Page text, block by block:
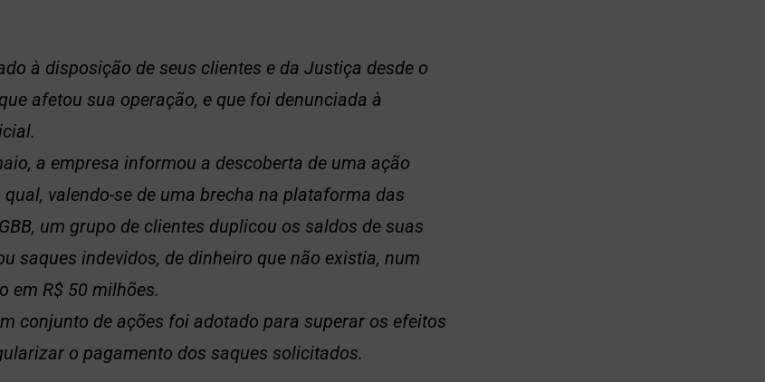
à disposição de seus clientes e da Justiça desde o
afetou sua operação, e que foi denunciada à
a empresa informou a descoberta de uma ação
valendo-se de uma brecha na plataforma das
um grupo de clientes duplicou os saldos de suas
saques indevidos, de dinheiro que não existia, num
em R$ 50 milhões.
conjunto de ações foi adotado para superar os efeitos
o pagamento dos saques solicitados.